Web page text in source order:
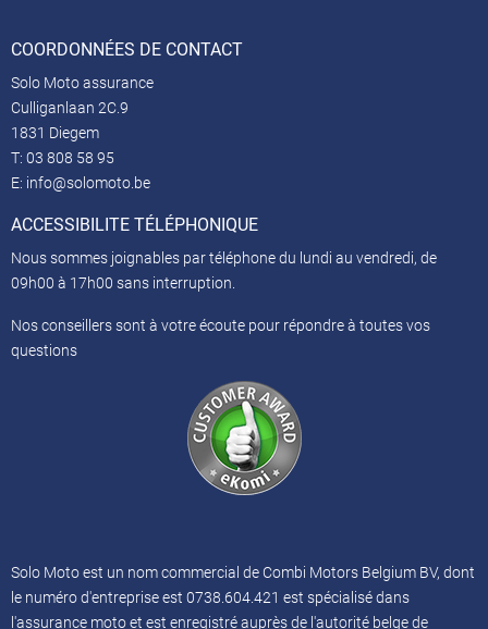
COORDONNÉES DE CONTACT
Solo Moto assurance
Culliganlaan 2C.9
1831 Diegem
T: 03 808 58 95
E: info@solomoto.be
ACCESSIBILITE TÉLÉPHONIQUE
Nous sommes joignables par téléphone du lundi au vendredi, de
09h00 à 17h00 sans interruption.
Nos conseillers sont à votre écoute pour répondre à toutes vos
questions
Solo Moto est un nom commercial de Combi Motors Belgium BV, dont
le numéro d'entreprise est 0738.604.421 est spécialisé dans
l'assurance moto et est enregistré auprès de l'autorité belge de